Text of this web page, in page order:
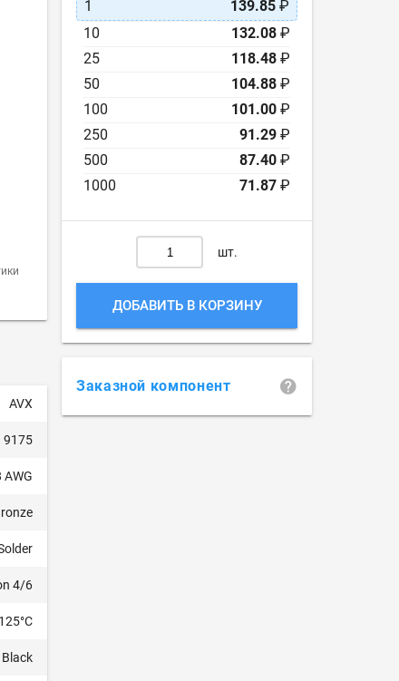
AVX
9175
AWG
4/6
Black
1 139.85 ₽
10
132.08 ₽
25
118.48 ₽
50
104.88 ₽
100
101.00 ₽
250
91.29 ₽
500
87.40 ₽
1000
71.87 ₽
шт.
ДОБАВИТЬ В КОРЗИНУ
Заказной компонент